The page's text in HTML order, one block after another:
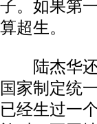
子。如果第
算超生。
陆杰华还
国家制定统
已经生过一